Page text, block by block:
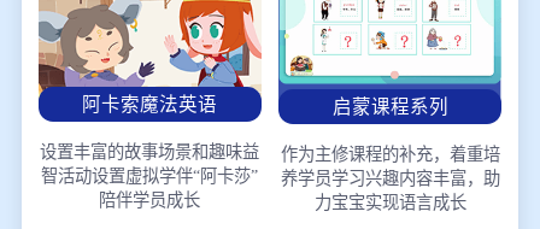
阿卡索魔法英语
设置丰富的故事场景和趣味益
智活动设置虚拟学伴“阿卡莎”
陪伴学员成长
启蒙课程系列
作为主修课程的补充，着重培
养学员学习兴趣内容丰富，助
力宝宝实现语言成长